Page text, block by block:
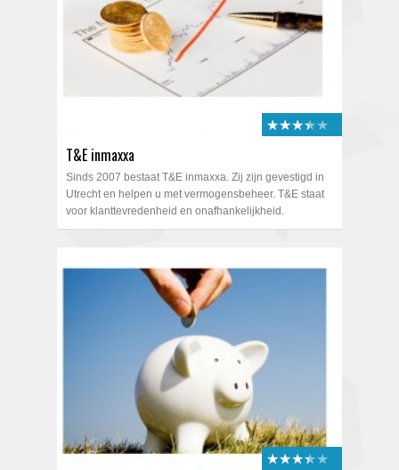
★★★★★
★★★★★
T&E inmaxxa
Sinds 2007 bestaat T&E inmaxxa. Zij zijn gevestigd in
Utrecht en helpen u met vermogensbeheer. T&E staat
voor klanttevredenheid en onafhankelijkheid.
★★★★★
★★★★★